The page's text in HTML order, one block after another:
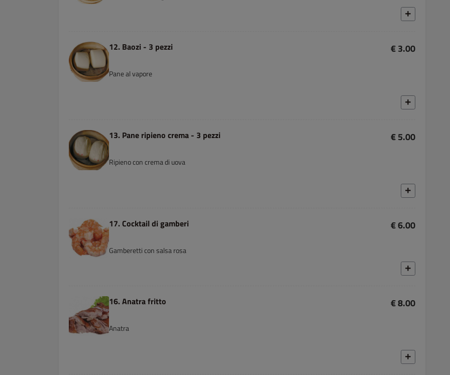
12. Baozi - 3 pezzi € 3.00
Pane al vapore
13. Pane ripieno crema - 3 pezzi € 5.00
Ripieno con crema di uova
17. Cocktail di gamberi € 6.00
Gamberetti con salsa rosa
16. Anatra fritto € 8.00
Anatra